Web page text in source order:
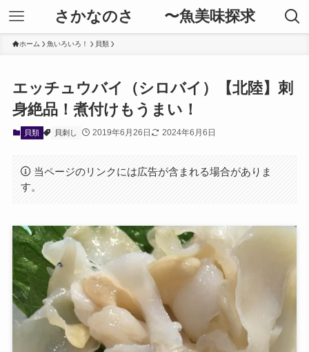
さかなのさ 〜魚美味探求
ホーム 魚いろいろ！ 貝類
エッチュウバイ（シロバイ）【北陸】刺
身絶品！煮付けもうまい！
貝類 貝刺し 2019年6月26日 2024年6月6日
当ページのリンクには広告が含まれる場合がありま
す。